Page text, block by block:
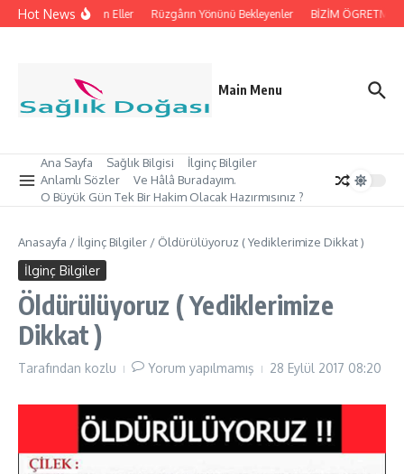
İçeriğe atla
Hot Newsİpleri Tutan Eller Rüzgârın Yönünü Bekleyenler BİZİM
Main Menu
Ana Sayfa Sağlık Bilgisi
İlginç Bilgiler
Anlamlı Sözler
Ve Hâlâ Buradayım.
O Büyük Gün Tek Bir Hakim Olacak Hazırmısınız ?
Anasayfa / İlginç Bilgiler / Öldürülüyoruz ( Yediklerimize Dikkat )
İlginç Bilgiler
Öldürülüyoruz ( Yediklerimize
Dikkat )
Tarafından kozlu Yorum yapılmamış 28 Eylül 2017 08:20